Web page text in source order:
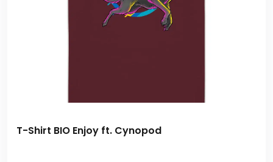
T-Shirt BIO Enjoy ft. Cynopod